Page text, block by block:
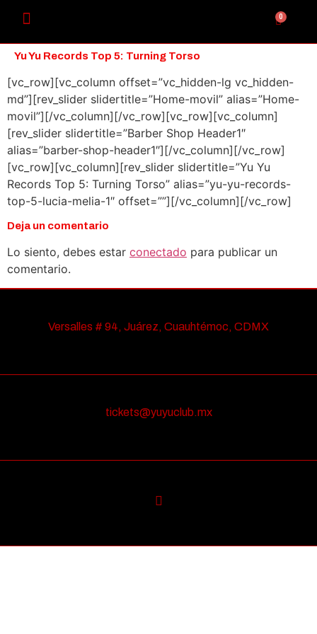
0
Yu Yu Records Top 5: Turning Torso
[vc_row][vc_column offset=”vc_hidden-lg vc_hidden-
md”][rev_slider slidertitle=”Home-movil” alias=”Home-
movil”][/vc_column][/vc_row][vc_row][vc_column]
[rev_slider slidertitle=”Barber Shop Header1″
alias=”barber-shop-header1″][/vc_column][/vc_row]
[vc_row][vc_column][rev_slider slidertitle=”Yu Yu
Records Top 5: Turning Torso” alias=”yu-yu-records-
top-5-lucia-melia-1″ offset=””][/vc_column][/vc_row]
Deja un comentario
Lo siento, debes estar conectado para publicar un
comentario.
Versalles # 94, Juárez, Cuauhtémoc, CDMX
tickets@yuyuclub.mx